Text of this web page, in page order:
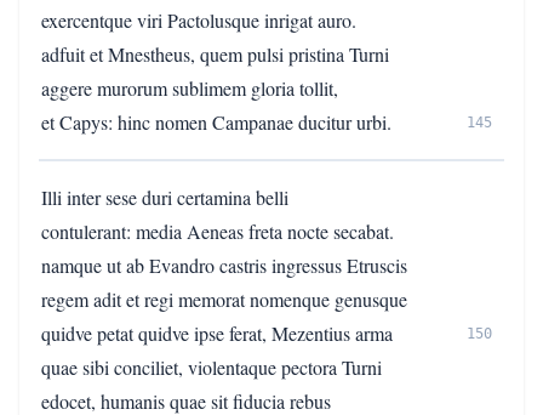
exercentque viri Pactolusque inrigat auro.
adfuit et Mnestheus, quem pulsi pristina Turni
aggere murorum sublimem gloria tollit,
et Capys: hinc nomen Campanae ducitur urbi.
145
Illi inter sese duri certamina belli
contulerant: media Aeneas freta nocte secabat.
namque ut ab Evandro castris ingressus Etruscis
regem adit et regi memorat nomenque genusque
quidve petat quidve ipse ferat, Mezentius arma
150
quae sibi conciliet, violentaque pectora Turni
edocet, humanis quae sit fiducia rebus